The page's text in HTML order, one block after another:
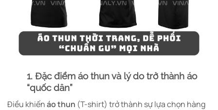
1. Đặc điểm áo thun và lý do trở thành áo
“quốc dân”
Điều khiếnáo thun (T-shirt) trở thành sự lựa chọn hàng